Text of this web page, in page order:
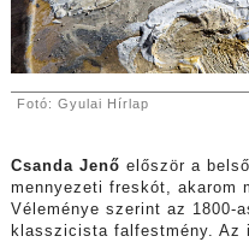
Fotó: Gyulai Hírlap
Csanda Jenő először a
mennyezeti freskót, akarom
Véleménye szerint az 1800-
klasszicista falfestmény. Az